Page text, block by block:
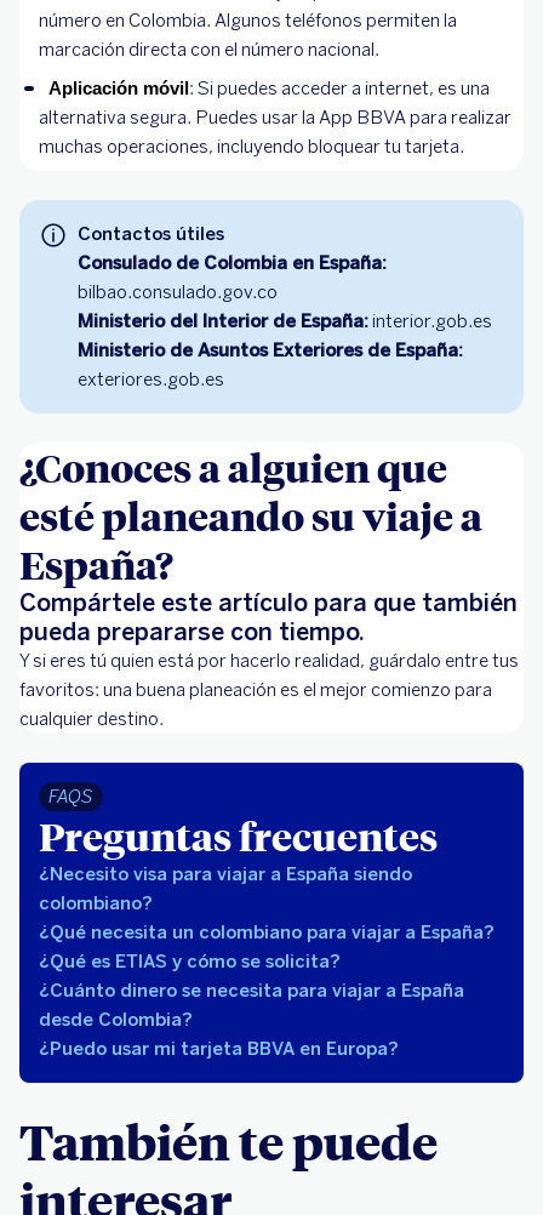
número en Colombia. Algunos teléfonos permiten la
marcación directa con el número nacional.
Aplicación móvil : Si puedes acceder a internet, es una
alternativa segura. Puedes usar la App BBVA para realizar
muchas operaciones, incluyendo bloquear tu tarjeta.
Contactos útiles
Consulado de Colombia en España:
bilbao.consulado.gov.co
Ministerio del Interior de España:interior.gob.es
Ministerio de Asuntos Exteriores de España:
exteriores.gob.es
¿Conoces a alguien que
esté planeando su viaje a
España?
Compártele este artículo para que también
pueda prepararse con tiempo.
Y si eres tú quien está por hacerlo realidad, guárdalo entre tus
favoritos: una buena planeación es el mejor comienzo para
cualquier destino.
FAQS
Preguntas frecuentes
¿Necesito visa para viajar a España siendo
colombiano?
¿Qué necesita un colombiano para viajar a España?
¿Qué es ETIAS y cómo se solicita?
¿Cuánto dinero se necesita para viajar a España
desde Colombia?
¿Puedo usar mi tarjeta BBVA en Europa?
También te puede
interesar